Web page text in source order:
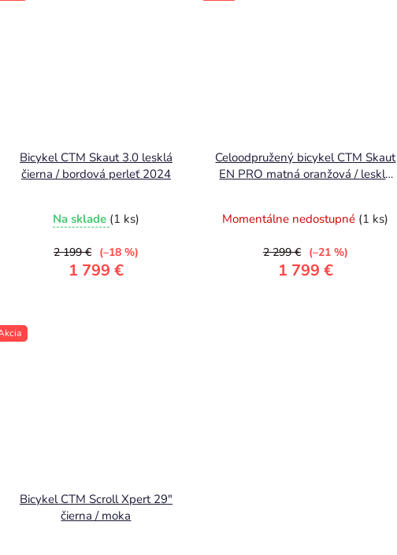
Bicykel CTM Skaut 3.0 lesklá
čierna / bordová perleť 2024
Na sklade (1 ks)
1 799 €
2 199 € (–18 %)
Celoodpružený bicykel CTM Skaut
EN PRO matná oranžová / lesklá
Momentálne nedostupné (1 ks)
1 799 €
2 299 € (–21 %)
Bicykel CTM Scroll Xpert 29"
čierna / moka